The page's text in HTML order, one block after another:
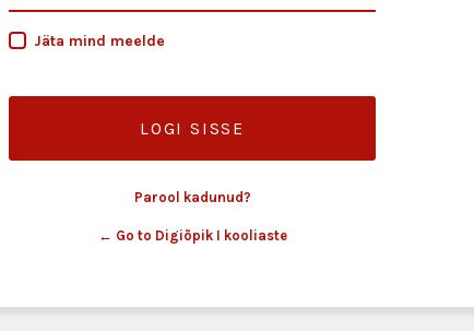
Jäta mind meelde
Parool kadunud?
← Go to Digiõpik I kooliaste